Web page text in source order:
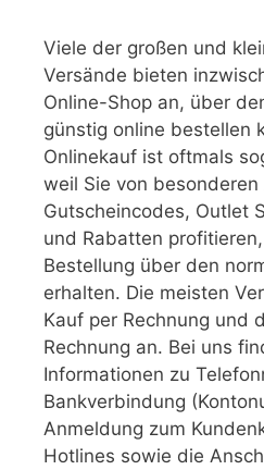
Viele der großen und
Versände bieten
Online-Shop an, über
günstig online bestellen
Onlinekauf ist oftmals
weil Sie von
Gutscheincodes, Outlet
und Rabatten
Bestellung über den
erhalten. Die meisten
Kauf per Rechnung und
Rechnung an. Bei uns
Informationen zu
Bankverbindung
Anmeldung zum
Hotlines sowie die